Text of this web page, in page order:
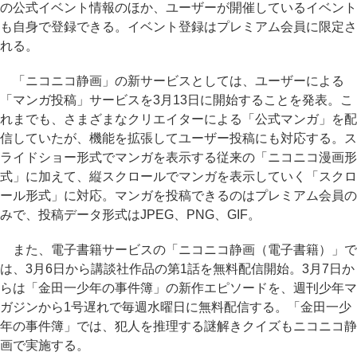
の公式イベント情報のほか、ユーザーが開催しているイベント
も自身で登録できる。イベント登録はプレミアム会員に限定さ
れる。
「ニコニコ静画」の新サービスとしては、ユーザーによる
「マンガ投稿」サービスを3月13日に開始することを発表。こ
れまでも、さまざまなクリエイターによる「公式マンガ」を配
信していたが、機能を拡張してユーザー投稿にも対応する。ス
ライドショー形式でマンガを表示する従来の「ニコニコ漫画形
式」に加えて、縦スクロールでマンガを表示していく「スクロ
ール形式」に対応。マンガを投稿できるのはプレミアム会員の
みで、投稿データ形式はJPEG、PNG、GIF。
また、電子書籍サービスの「ニコニコ静画（電子書籍）」で
は、3月6日から講談社作品の第1話を無料配信開始。3月7日か
らは「金田一少年の事件簿」の新作エピソードを、週刊少年マ
ガジンから1号遅れで毎週水曜日に無料配信する。「金田一少
年の事件簿」では、犯人を推理する謎解きクイズもニコニコ静
画で実施する。